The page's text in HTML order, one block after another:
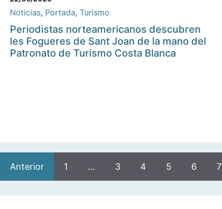
Noticias, Portada, Turismo
Periodistas norteamericanos descubren
les Fogueres de Sant Joan de la mano del
Patronato de Turismo Costa Blanca
Anterior 1 … 3 4 5 6 7